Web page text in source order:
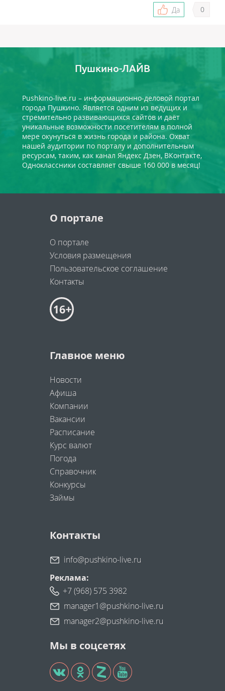
Да
0
Пушкино-ЛАЙВ
Pushkino-live.ru – информационно-деловой портал
города Пушкино. Является одним из ведущих и
стремительно развивающихся сайтов и даёт
уникальные возможности посетителям в полной
мере окунуться в жизнь города и района. Охват
нашей аудитории по порталу и дополнительным
ресурсам, таким, как канал Яндекс Дзен, ВКонтакте,
Одноклассники составляет свыше 160 000 в месяц!
О портале
О портале
Условия размещения
Пользовательское соглашение
Контакты
Главное меню
Новости
Афиша
Компании
Вакансии
Расписание
Курс валют
Погода
Справочник
Конкурсы
Займы
Контакты
info@pushkino-live.ru
Реклама:
+7 (968) 575 3982
manager1@pushkino-live.ru
manager2@pushkino-live.ru
Мы в соцсетях